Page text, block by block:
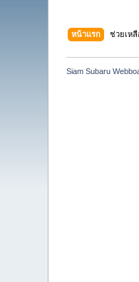
หน้าแรก ช่วยเหลื
Siam Subaru